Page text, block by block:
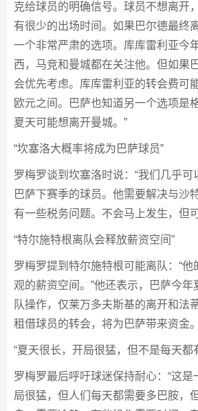
克给球员的明确信号。球员不想离开
有很少的出场时间。如果巴尔德最终
一个非常严肃的选项。库库雷利亚今
西，马竞和曼城都在关注他。但如果
会优先考虑。库库雷利亚的转会费可
欧元之间。巴萨也知道另一个选项是
夏天可能想离开曼城。”
“坎塞洛大概率将成为巴萨球员”
罗梅罗谈到坎塞洛时说：“我们几乎
巴萨下赛季的球员。他需要解决与沙
有一些税务问题。不会马上发生，但
“特尔施特根离队会释放薪资空间”
罗梅罗提到特尔施特根可能离队：“
观的薪资空间。”他还表示，巴萨今年
队操作，仅莱万多夫斯基的离开和法
租借球员的转会，将为巴萨带来资金。
“夏天很长，开局很猛，但不是每天都
罗梅罗最后呼吁球迷保持耐心：“这
局很猛，但人们每天都需要多巴胺，